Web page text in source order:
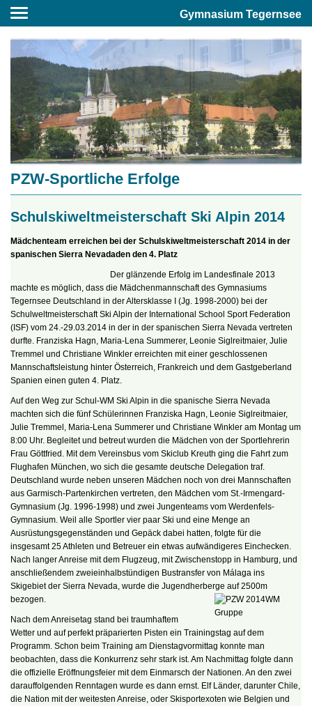
PZW-Sportliche Erfolge
Schulskiweltmeisterschaft Ski Alpin 2014
Mädchenteam erreichen bei der Schulskiweltmeisterschaft 2014 in der
spanischen Sierra Nevadaden den 4. Platz
Der glänzende Erfolg im Landesfinale 2013
machte es möglich, dass die Mädchenmannschaft des Gymnasiums
Tegernsee Deutschland in der Altersklasse I (Jg. 1998-2000) bei der
Schulweltmeisterschaft Ski Alpin der International School Sport Federation
(ISF) vom 24.-29.03.2014 in der in der spanischen Sierra Nevada vertreten
durfte. Franziska Hagn, Maria-Lena Summerer, Leonie Siglreitmaier, Julie
Tremmel und Christiane Winkler erreichten mit einer geschlossenen
Mannschaftsleistung hinter Österreich, Frankreich und dem Gastgeberland
Spanien einen guten 4. Platz.
Auf den Weg zur Schul-WM Ski Alpin in die spanische Sierra Nevada
machten sich die fünf Schülerinnen Franziska Hagn, Leonie Siglreitmaier,
Julie Tremmel, Maria-Lena Summerer und Christiane Winkler am Montag um
8:00 Uhr. Begleitet und betreut wurden die Mädchen von der Sportlehrerin
Frau Göttfried. Mit dem Vereinsbus vom Skiclub Kreuth ging die Fahrt zum
Flughafen München, wo sich die gesamte deutsche Delegation traf.
Deutschland wurde neben unseren Mädchen noch von drei Mannschaften
aus Garmisch-Partenkirchen vertreten, den Mädchen vom St.-Irmengard-
Gymnasium (Jg. 1996-1998) und zwei Jungenteams vom Werdenfels-
Gymnasium. Weil alle Sportler vier paar Ski und eine Menge an
Ausrüstungsgegenständen und Gepäck dabei hatten, folgte für die
insgesamt 25 Athleten und Betreuer ein etwas aufwändigeres Einchecken.
Nach langer Anreise mit dem Flugzeug, mit Zwischenstopp in Hamburg, und
anschließendem zweieinhalbstündigen Bustransfer von Málaga ins
Skigebiet der Sierra Nevada, wurde die Jugendherberge auf 2500m
bezogen.
Nach dem Anreisetag stand bei traumhaftem
Wetter und auf perfekt präparierten Pisten ein Trainingstag auf dem
Programm. Schon beim Training am Dienstagvormittag konnte man
beobachten, dass die Konkurrenz sehr stark ist. Am Nachmittag folgte dann
die offizielle Eröffnungsfeier mit dem Einmarsch der Nationen. An den zwei
darauffolgenden Renntagen wurde es dann ernst. Elf Länder, darunter Chile,
die Nation mit der weitesten Anreise, oder Skisportexoten wie Belgien und
Gymnasium Tegernsee